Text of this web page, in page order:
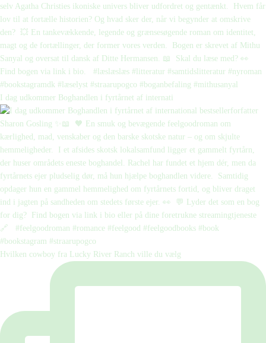
I dag udkommer Boghandlen i fyrtårnet af internati
Hvilken cowboy fra Lucky River Ranch ville du vælg